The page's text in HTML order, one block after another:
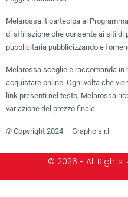
Melarossa.it partecipa al
di affiliazione che consente ai siti di
pubblicitaria pubblicizzando e
Melarossa sceglie e raccomanda in
acquistare online. Ogni volta che
link presenti nel testo, Melarossa
variazione del prezzo finale.
© Copyright 2024 – Grapho s.r.l
© 2026 - All Rights